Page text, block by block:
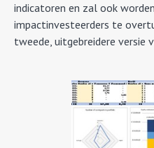
indicatoren en zal ook
impactinvesteerders te
tweede, uitgebreidere versie